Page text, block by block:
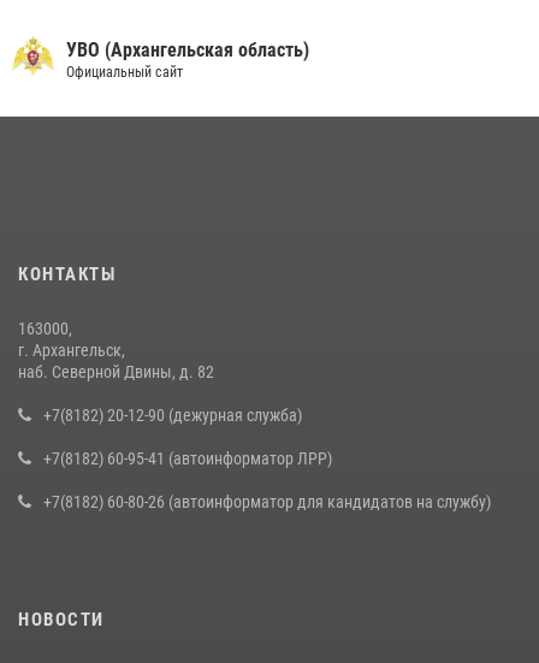
УВО (Архангельская область)
Официальный сайт
КОНТАКТЫ
163000,
г. Архангельск,
наб. Северной Двины, д. 82
+7(8182) 20-12-90 (дежурная служба)
+7(8182) 60-95-41 (автоинформатор ЛРР)
+7(8182) 60-80-26 (автоинформатор для кандидатов на службу)
НОВОСТИ